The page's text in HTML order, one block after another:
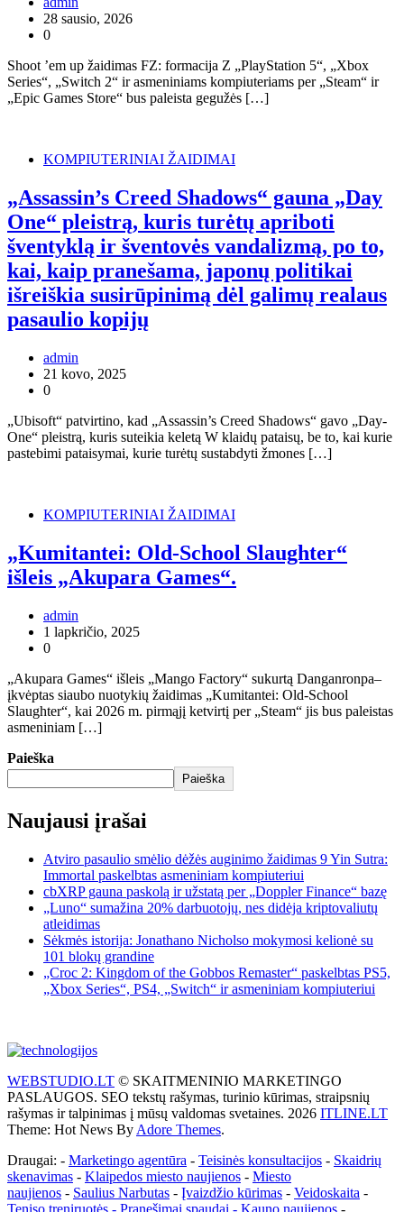
28 sausio, 2026
0
Shoot ’em up žaidimas FZ: formacija Z „PlayStation 5“, „Xbox
Series“, „Switch 2“ ir asmeniniams kompiuteriams per „Steam“ ir
„Epic Games Store“ bus paleista gegužės […]
KOMPIUTERINIAI ŽAIDIMAI
„Assassin’s Creed Shadows“ gauna „Day
One“ pleistrą, kuris turėtų apriboti
šventyklą ir šventovės vandalizmą, po to,
kai, kaip pranešama, japonų politikai
išreiškia susirūpinimą dėl galimų realaus
pasaulio kopijų
admin
21 kovo, 2025
0
„Ubisoft“ patvirtino, kad „Assassin’s Creed Shadows“ gavo „Day-
One“ pleistrą, kuris suteikia keletą W klaidų pataisų, be to, kai kurie
pastebimi pataisymai, kurie turėtų sustabdyti žmones […]
KOMPIUTERINIAI ŽAIDIMAI
„Kumitantei: Old-School Slaughter“
išleis „Akupara Games“.
admin
1 lapkričio, 2025
0
„Akupara Games“ išleis „Mango Factory“ sukurtą Danganronpa–
įkvėptas siaubo nuotykių žaidimas „Kumitantei: Old-School
Slaughter“, kai 2026 m. pirmąjį ketvirtį per „Steam“ jis bus paleistas
asmeniniam […]
Paieška
Paieška
Naujausi įrašai
Atviro pasaulio smėlio dėžės auginimo žaidimas 9 Yin Sutra:
Immortal paskelbtas asmeniniam kompiuteriui
cbXRP gauna paskolą ir užstatą per „Doppler Finance“ bazę
„Luno“ sumažina 20% darbuotojų, nes didėja kriptovaliutų
atleidimas
Sėkmės istorija: Jonathano Nicholso mokymosi kelionė su
101 blokų grandine
„Croc 2: Kingdom of the Gobbos Remaster“ paskelbtas PS5,
„Xbox Series“, PS4, „Switch“ ir asmeniniam kompiuteriui
WEBSTUDIO.LT © SKAITMENINIO MARKETINGO
PASLAUGOS. SEO tekstų rašymas, turinio kūrimas, straipsnių
rašymas ir talpinimas į mūsų valdomas svetaines. 2026 ITLINE.LT
Theme: Hot News By Adore Themes.
Draugai: - Marketingo agentūra - Teisinės konsultacijos - Skaidrių
skenavimas - Klaipedos miesto naujienos - Miesto
naujienos - Saulius Narbutas - Įvaizdžio kūrimas - Veidoskaita -
Teniso treniruotės - Pranešimai spaudai - Kauno naujienos -